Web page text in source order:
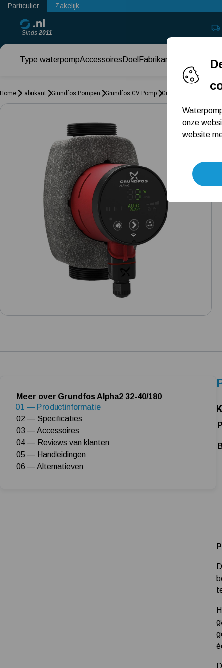
Particulier Zakelijk
Sinds 2011
Type waterpompAccessoires Doel Fabrikant
Home Fabrikant Grundfos Pompen Grundfos CV Pomp Grundfos Pomp
Meer over Grundfos Alpha2 32-40/180
01 — Productinformatie
02 — Specificaties
03 — Accessoires
04 — Reviews van klanten
05 — Handleidingen
06 — Alternatieven
onze
website